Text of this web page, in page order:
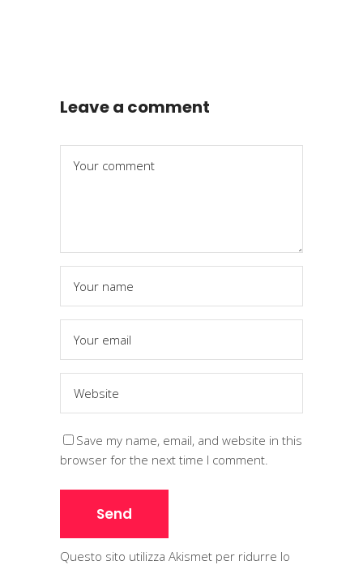
Leave a comment
Save my name, email, and website in this
browser for the next time I comment.
Questo sito utilizza Akismet per ridurre lo